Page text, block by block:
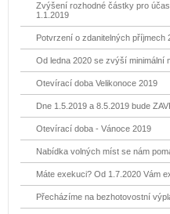
Zvýšení rozhodné částky pro
1.1.2019
Potvrzení o zdanitelných příjmech
Od ledna 2020 se zvýší minimální
Otevírací doba Velikonoce 2019
Dne 1.5.2019 a 8.5.2019 bude
Otevírací doba - Vánoce 2019
Nabídka volných míst se nám
Máte exekuci? Od 1.7.2020 Vám
Přecházíme na bezhotovostní